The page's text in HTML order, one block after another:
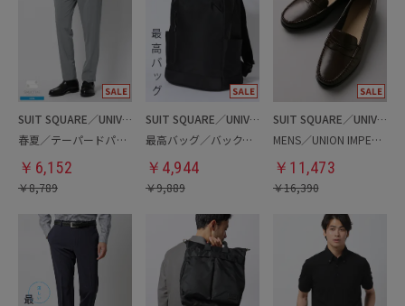
SUIT SQUARE／UNIVERSAL LANGUAGE
春夏／テーパードパンツ
￥ 6,152
￥8,789
SUIT SQUARE／UNIVERSAL LANGUAGE
最高バッグ／バックパック
￥ 4,944
￥9,889
SUIT SQUARE／UNIVERSAL LANGUAGE
MENS／UNION IMPERIAL監修／コインローファー
￥ 11,473
￥16,390